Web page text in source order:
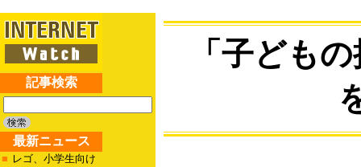
記事検索
最新ニュース
■ レゴ、小学生向け
「子ども